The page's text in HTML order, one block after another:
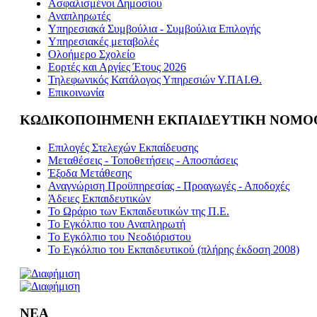
Ασφαλισμένοι Δημοσίου
Αναπληρωτές
Υπηρεσιακά Συμβούλια - Συμβούλια Επιλογής
Υπηρεσιακές μεταβολές
Ολοήμερο Σχολείο
Εορτές και Αργίες Έτους 2026
Τηλεφωνικός Κατάλογος Υπηρεσιών Υ.ΠΑΙ.Θ.
Επικοινωνία
ΚΩΔΙΚΟΠΟΙΗΜΕΝΗ ΕΚΠΑΙΔΕΥΤΙΚΗ
Επιλογές Στελεχών Εκπαίδευσης
Μεταθέσεις - Τοποθετήσεις - Αποσπάσεις
Έξοδα Μετάθεσης
Αναγνώριση Προϋπηρεσίας - Προαγωγές - Αποδοχές
Άδειες Εκπαιδευτικών
Το Ωράριο των Εκπαιδευτικών της Π.Ε.
Το Εγκόλπιο του Αναπληρωτή
Το Εγκόλπιο του Νεοδιόριστου
Το Εγκόλπιο του Εκπαιδευτικού (πλήρης έκδοση 2008)
ΝΕΑ